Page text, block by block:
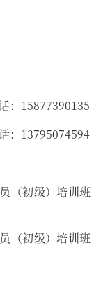
：15877390135
：13795074594
（初级）培训班
（初级）培训班